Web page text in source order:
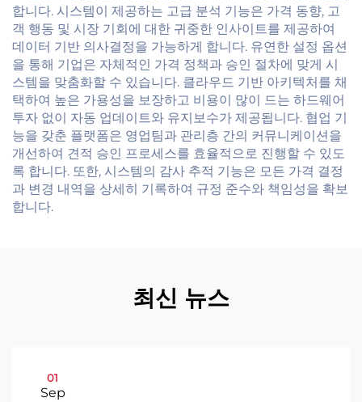
합니다. 시스템이 제공하는 고급 분석 기능은 가격 동향, 고
객 행동 및 시장 기회에 대한 귀중한 인사이트를 제공하여
데이터 기반 의사결정을 가능하게 합니다. 유연한 설정 옵션
을 통해 기업은 자체적인 가격 정책과 승인 절차에 맞게 시
스템을 맞춤화할 수 있습니다. 클라우드 기반 아키텍처를 채
택하여 높은 가용성을 보장하고 비용이 많이 드는 하드웨어
투자 없이 자동 업데이트와 유지보수가 제공됩니다. 협업 기
능을 갖춘 플랫폼은 영업팀과 관리층 간의 커뮤니케이션을
개선하여 견적 승인 프로세스를 효율적으로 진행할 수 있도
록 합니다. 또한, 시스템의 감사 추적 기능은 모든 가격 결정
과 변경 내역을 상세히 기록하여 규정 준수와 책임성을 확보
합니다.
최신 뉴스
01
Sep